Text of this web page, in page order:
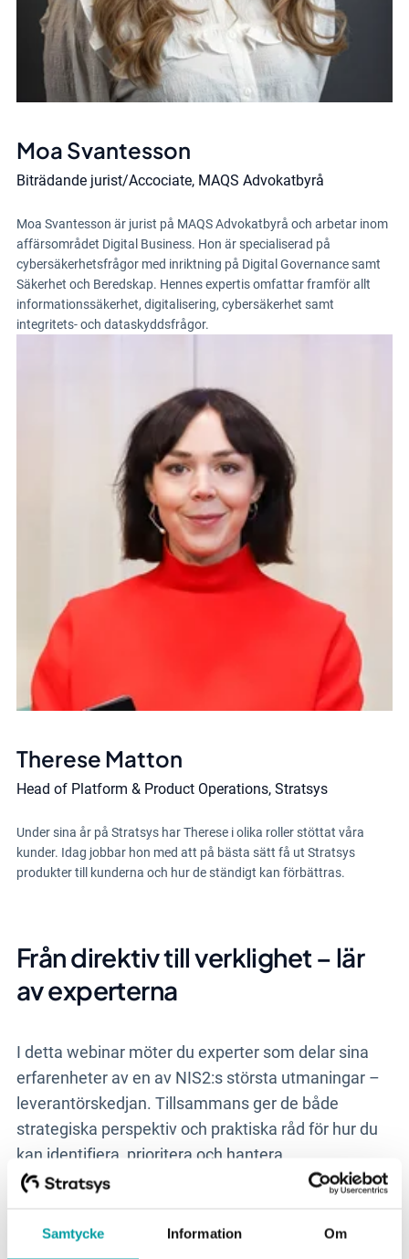
Samtycke Information Om
Moa Svantesson
Biträdande jurist/Accociate, MAQS Advokatbyrå
Moa Svantesson är jurist på MAQS Advokatbyrå och arbetar inom
affärsområdet Digital Business. Hon är specialiserad på
cybersäkerhetsfrågor med inriktning på Digital Governance samt
Säkerhet och Beredskap. Hennes expertis omfattar framför allt
informationssäkerhet, digitalisering, cybersäkerhet samt
integritets- och dataskyddsfrågor.
Therese Matton
Head of Platform & Product Operations, Stratsys
Under sina år på Stratsys har Therese i olika roller stöttat våra
kunder. Idag jobbar hon med att på bästa sätt få ut Stratsys
produkter till kunderna och hur de ständigt kan förbättras.
Från direktiv till verklighet – lär
av experterna
I detta webinar möter du experter som delar sina
erfarenheter av en av NIS2:s största utmaningar –
leverantörskedjan. Tillsammans ger de både
strategiska perspektiv och praktiska råd för hur du
kan identifiera, prioritera och hantera
tredjepartsrisker på ett strukturerat sätt.
Christopher Läns, GRC expert på Stratsys
, ger